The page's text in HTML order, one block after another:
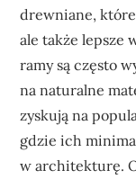
drewniane,
ale także lepsze
ramy są często
na naturalne
zyskują na
gdzie ich
w architekturę.